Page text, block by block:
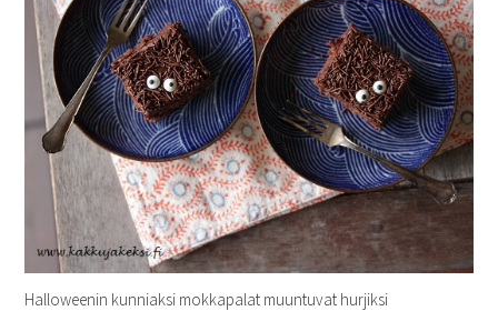
Halloweenin kunniaksi mokkapalat muuntuvat hurjiksi